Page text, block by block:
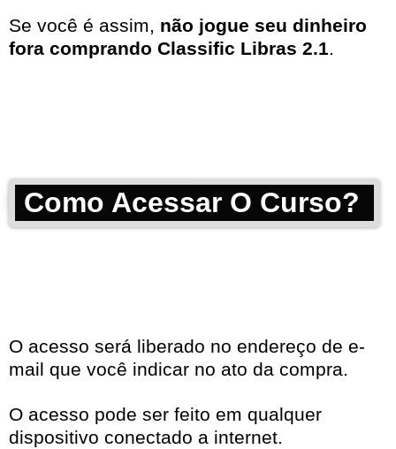
Se você é assim, não jogue seu dinheiro
fora comprando Classific Libras 2.1.
Como Acessar O Curso?
O acesso será liberado no endereço de e-
mail que você indicar no ato da compra.
O acesso pode ser feito em qualquer
dispositivo conectado a internet.